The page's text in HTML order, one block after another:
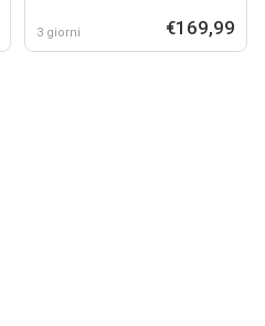
3 giorni €169,99